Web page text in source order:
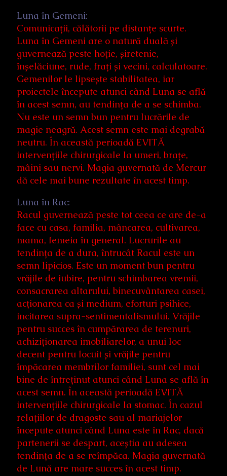
Luna în Gemeni:
Comunicații, călătorii pe distanțe scurte.
Luna în Gemeni are o natură duală și
guvernează peste hoție, șiretenie,
înșelăciune, rude, frați și vecini, calculatoare.
Gemenilor le lipsește stabilitatea, iar
proiectele începute atunci când Luna se află
în acest semn, au tendința de a se schimba.
Nu este un semn bun pentru lucrările de
magie neagră. Acest semn este mai degrabă
neutru. În această perioadă EVITĂ
intervențiile chirurgicale la umeri, brațe,
mâini sau nervi. Magia guvernată de Mercur
dă cele mai bune rezultate în acest timp.
Luna în Rac:
Racul guvernează peste tot ceea ce are de-a
face cu casa, familia, mâncarea, cultivarea,
mama, femeia în general. Lucrurile au
tendința de a dura, întrucât Racul este un
semn lipicios. Este un moment bun pentru
vrăjile de iubire, pentru schimbarea vremii,
consacrarea altarului, binecuvântarea casei,
acționarea ca și medium, eforturi psihice,
incitarea supra-sentimentalismului. Vrăjile
pentru succes în cumpărarea de terenuri,
achiziționarea imobiliarelor, a unui loc
decent pentru locuit și vrăjile pentru
împăcarea membrilor familiei, sunt cel mai
bine de întreținut atunci când Luna se află în
acest semn. În această perioadă EVITĂ
intervențiile chirurgicale la stomac. În cazul
relațiilor de dragoste sau al mariajelor
începute atunci când Luna este în Rac, dacă
partenerii se despart, aceștia au adesea
tendința de a se reîmpăca. Magia guvernată
de Lună are mare succes în acest timp.